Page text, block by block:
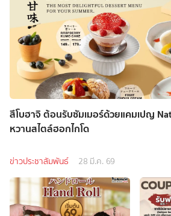
สึโบฮาจิ ต้อนรับซัมเมอร์ด้วยแคมเปญ
หวานสไตล์ฮอกไกโด
ข่าวประชาสัมพันธ์ 28 มี.ค. 69